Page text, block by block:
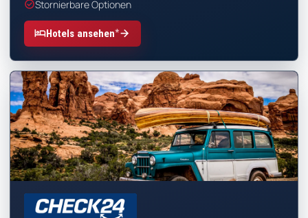
check_circleStornierbare Optionen
hotelHotels ansehen*arrow_forward
CHECK24